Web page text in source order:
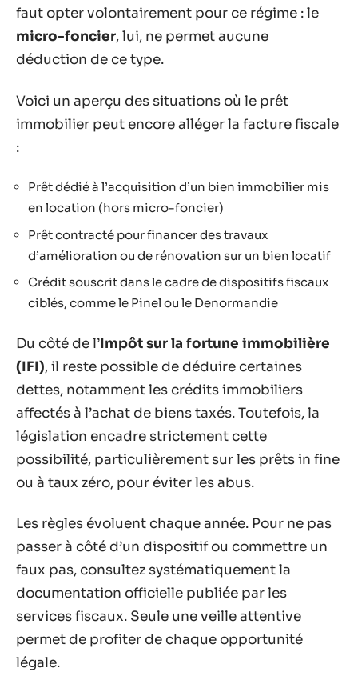
faut opter volontairement pour ce régime : le
micro-foncier, lui, ne permet aucune
déduction de ce type.
Voici un aperçu des situations où le prêt
immobilier peut encore alléger la facture fiscale
:
Prêt dédié à l’acquisition d’un bien immobilier mis
en location (hors micro-foncier)
Prêt contracté pour financer des travaux
d’amélioration ou de rénovation sur un bien locatif
Crédit souscrit dans le cadre de dispositifs fiscaux
ciblés, comme le Pinel ou le Denormandie
Du côté de l’Impôt sur la fortune immobilière
(IFI), il reste possible de déduire certaines
dettes, notamment les crédits immobiliers
affectés à l’achat de biens taxés. Toutefois, la
législation encadre strictement cette
possibilité, particulièrement sur les prêts in fine
ou à taux zéro, pour éviter les abus.
Les règles évoluent chaque année. Pour ne pas
passer à côté d’un dispositif ou commettre un
faux pas, consultez systématiquement la
documentation officielle publiée par les
services fiscaux. Seule une veille attentive
permet de profiter de chaque opportunité
légale.